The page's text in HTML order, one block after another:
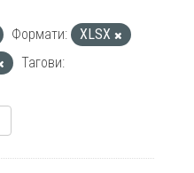
Формати:
XLSX
Тагови: